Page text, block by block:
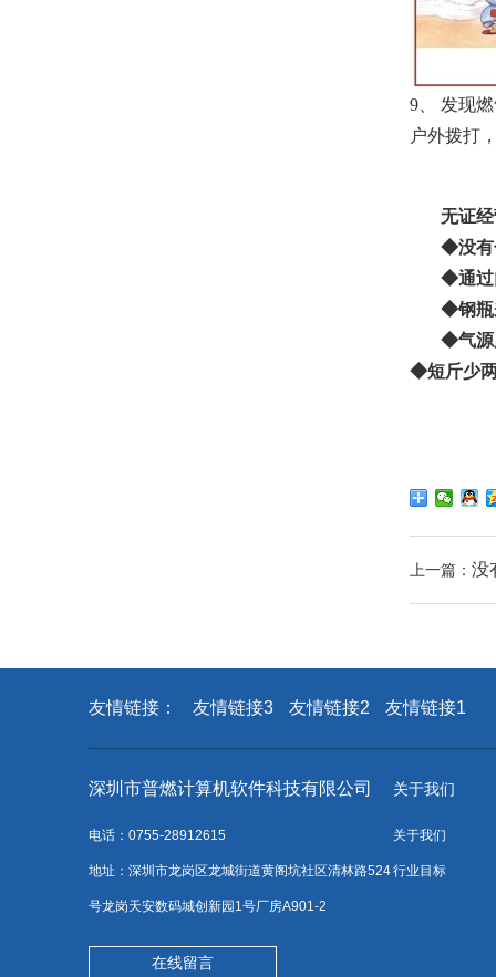
9 、 发现
户外拨打
无证
◆没
◆通
◆钢
◆气
◆短斤少
上一篇： 没
友情链接： 友情链接3 友情链接2 友情链接1
深圳市普燃计算机软件科技有限公司
电话：0755-28912615
地址：深圳市龙岗区龙城街道黄阁坑社区清林路524
号龙岗天安数码城创新园1号厂房A901-2
在线留言
关于我们
关于我们
行业目标